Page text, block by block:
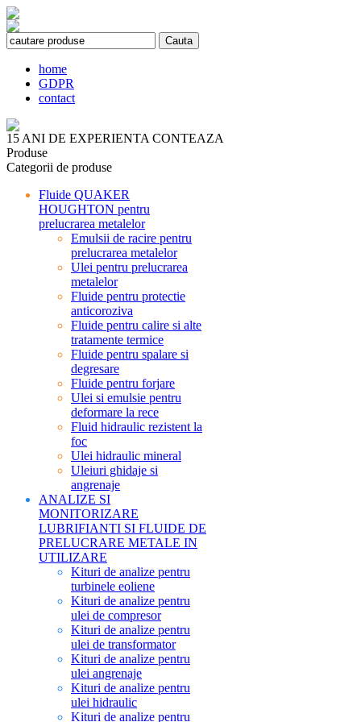
home
GDPR
contact
15 ANI DE EXPERIENTA CONTEAZA
Produse
Categorii de produse
Fluide QUAKER
HOUGHTON pentru
prelucrarea metalelor
Emulsii de racire pentru
prelucrarea metalelor
Ulei pentru prelucrarea
metalelor
Fluide pentru protectie
anticoroziva
Fluide pentru calire si alte
tratamente termice
Fluide pentru spalare si
degresare
Fluide pentru forjare
Ulei si emulsie pentru
deformare la rece
Fluid hidraulic rezistent la
foc
Ulei hidraulic mineral
Uleiuri ghidaje si
angrenaje
ANALIZE SI
MONITORIZARE
LUBRIFIANTI SI FLUIDE DE
PRELUCRARE METALE IN
UTILIZARE
Kituri de analize pentru
turbinele eoliene
Kituri de analize pentru
ulei de compresor
Kituri de analize pentru
ulei de transformator
Kituri de analize pentru
ulei angrenaje
Kituri de analize pentru
ulei hidraulic
Kituri de analize pentru